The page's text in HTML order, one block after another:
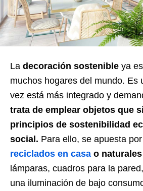
La decoración sostenible ya
muchos hogares del mundo. Es
vez está más integrado y
trata de emplear objetos que
principios de sostenibilidad
social. Para ello, se apuesta por
reciclados en casa o naturales
lámparas, cuadros para la
una iluminación de bajo